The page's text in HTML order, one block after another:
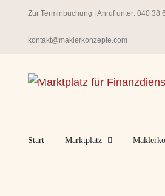
springen
Zur Terminbuchung | Anruf unter: 040 38
kontakt@maklerkonzepte.com
Start Marktplatz